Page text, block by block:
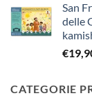
San
delle
€
CATEGORIE